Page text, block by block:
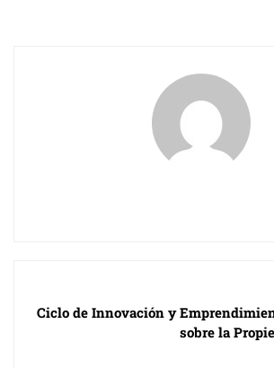
Ciclo de Innovación y
sobre la